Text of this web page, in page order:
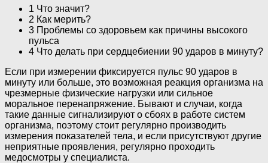
1 Что значит?
2 Как мерить?
3 Проблемы со здоровьем как причины высокого
пульса
4 Что делать при сердцебиении 90 ударов в минуту?
Если при измерении фиксируется пульс 90 ударов в
минуту или больше, это возможная реакция организма на
чрезмерные физические нагрузки или сильное
моральное перенапряжение. Бывают и случаи, когда
такие данные сигнализируют о сбоях в работе систем
организма, поэтому стоит регулярно производить
измерения показателей тела, и если присутствуют другие
неприятные проявления, регулярно проходить
медосмотры у специалиста.